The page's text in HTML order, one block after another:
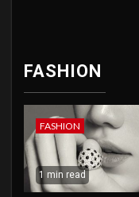
FASHION
FASHION
1 min read